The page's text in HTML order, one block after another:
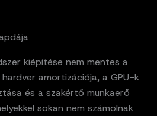
kiépítése nem mentes a
amortizációja, a GPU-k
és a szakértő munkaerő
sokan nem számolnak